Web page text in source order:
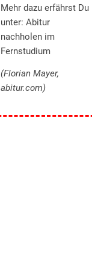
Mehr dazu erfährst Du
unter:Abitur
nachholen im
Fernstudium
(Florian Mayer,
abitur.com)